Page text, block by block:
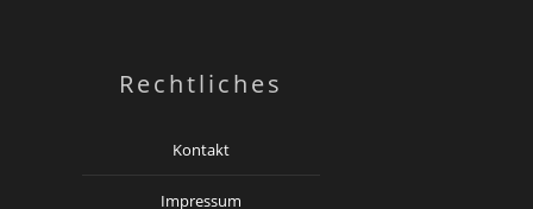
Rechtliches
Kontakt
Impressum